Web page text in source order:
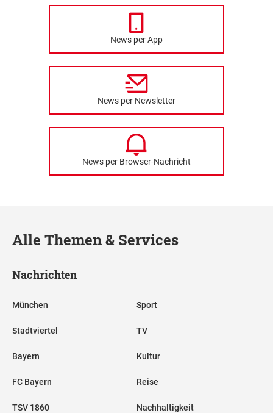
News per App
News per Newsletter
News per Browser-Nachricht
Alle Themen & Services
Nachrichten
München
Stadtviertel
Bayern
FC Bayern
TSV 1860
Sport
TV
Kultur
Reise
Nachhaltigkeit